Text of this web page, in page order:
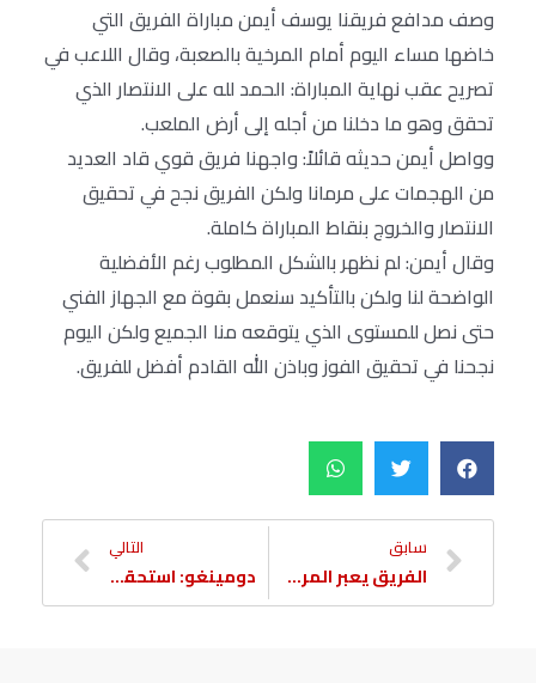
وصف مدافع فريقنا يوسف أيمن مباراة الفريق التي
خاضها مساء اليوم أمام المرخية بالصعبة، وقال اللاعب في
تصريح عقب نهاية المباراة: الحمد لله على الانتصار الذي
تحقق وهو ما دخلنا من أجله إلى أرض الملعب.
وواصل أيمن حديثه قائلاً: واجهنا فريق قوي قاد العديد
من الهجمات على مرمانا ولكن الفريق نجح في تحقيق
الانتصار والخروج بنقاط المباراة كاملة.
وقال أيمن: لم نظهر بالشكل المطلوب رغم الأفضلية
الواضحة لنا ولكن بالتأكيد سنعمل بقوة مع الجهاز الفني
حتى نصل للمستوى الذي يتوقعه منا الجميع ولكن اليوم
نجحنا في تحقيق الفوز وباذن الله القادم أفضل للفريق.
سابق
الفريق يعبر المرخية بتسديدة نام تاي هي
التالي
دومينغو: استحقينا الانتصار ونعمل على تطوير الاداء